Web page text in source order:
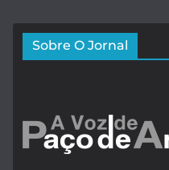
Sobre O Jornal